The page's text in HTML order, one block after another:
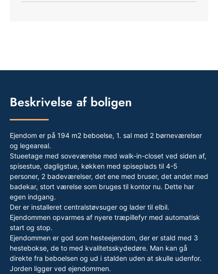
Beskrivelse af boligen
Ejendom er på 194 m2 beboelse, 1. sal med 2 børneværelser
og legeareal.
Stueetage med soveværelse med walk-in-closet ved siden af,
spisestue, dagligstue, køkken med spiseplads til 4-5
personer, 2 badeværelser, det ene med bruser, det andet med
badekar, stort værelse som bruges til kontor nu. Dette har
egen indgang.
Der er installeret centralstøvsuger og lader til elbil.
Ejendommen opvarmes af nyere træpillefyr med automatisk
start og stop.
Ejendommen er god som hesteejendom, der er stald med 3
hestebokse, de to med kvalitetsskydedøre. Man kan gå
direkte fra beboelsen og ud i stalden uden at skulle udenfor.
Jorden ligger ved ejendommen.